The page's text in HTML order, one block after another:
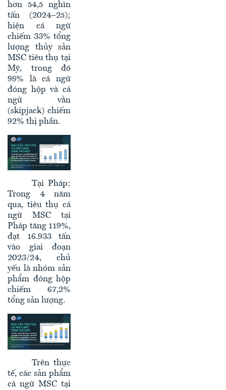
hơn 54,5 nghìn
tấn (2024–25);
hiện cá ngừ
chiếm 33% tổng
lượng thủy sản
MSC tiêu thụ tại
Mỹ, trong đó
98% là cá ngừ
đóng hộp và cá
ngừ vằn
(skipjack) chiếm
92% thị phần.
Tại Pháp:
Trong 4 năm
qua, tiêu thụ cá
ngừ MSC tại
Pháp tăng 119%,
đạt 16.933 tấn
vào giai đoạn
2023/24, chủ
yếu là nhóm sản
phẩm đóng hộp
chiếm 67,2%
tổng sản lượng.
Trên thực
tế, các sản phẩm
cá ngừ MSC tại